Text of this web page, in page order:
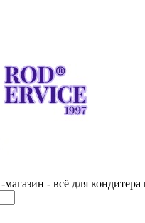
- всё для